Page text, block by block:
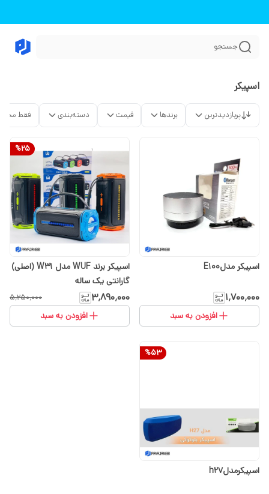
جستجو
اسپیکر
پربازدیدترین برندها قیمت دسته‌بندی فقط
اسپیکر مدلE100
۱٬۷۰۰٬۰۰۰
افزودن به سبد
%25
اسپیکر برند WUF مدل W31 ‏(اصلی)
گارانتی یک ساله
۳٬۸۹۰٬۰۰۰ ۵٬۲۵۰٬۰۰۰
افزودن به سبد
%53
اسپیکرمدلh27